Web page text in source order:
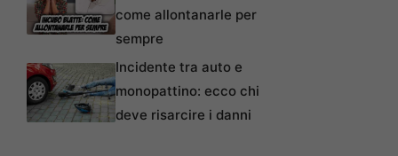
come allontanarle per
sempre
Incidente tra auto e
monopattino: ecco chi
deve risarcire i danni